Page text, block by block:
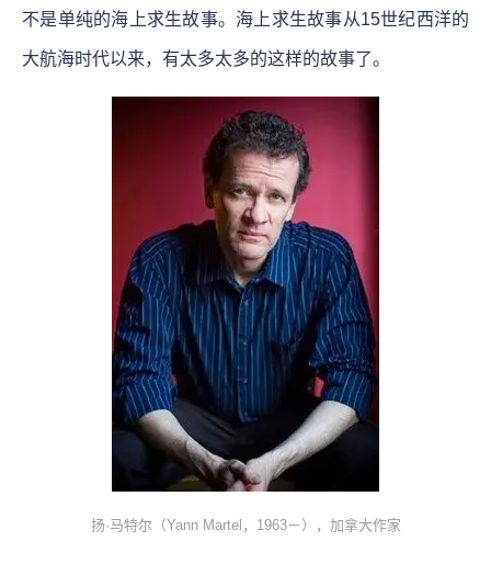
不是单纯的海上求生故事。海上求生故事从15世纪西洋的
大航海时代以来，有太多太多的这样的故事了。
扬·马特尔（Yann Martel，1963－），加拿大作家